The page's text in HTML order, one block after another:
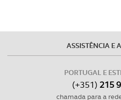
ASSISTÊNCIA E
PORTUGAL E
(+351) 215
chamada para a